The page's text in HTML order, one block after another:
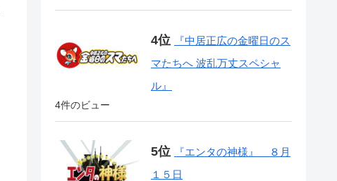
『中居正広の金曜日のス
マたちへ 波乱万丈スペシャ
ル』
4件のビュー
『エンタの神様』 ８月
１５日